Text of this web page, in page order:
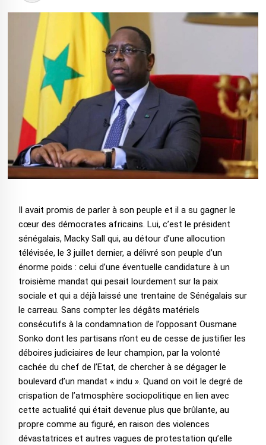
Il avait promis de parler à son peuple et il a su gagner le
cœur des démocrates africains. Lui, c’est le président
sénégalais, Macky Sall qui, au détour d’une allocution
télévisée, le 3 juillet dernier, a délivré son peuple d’un
énorme poids : celui d’une éventuelle candidature à un
troisième mandat qui pesait lourdement sur la paix
sociale et qui a déjà laissé une trentaine de Sénégalais sur
le carreau. Sans compter les dégâts matériels
consécutifs à la condamnation de l’opposant Ousmane
Sonko dont les partisans n’ont eu de cesse de justifier les
déboires judiciaires de leur champion, par la volonté
cachée du chef de l’Etat, de chercher à se dégager le
boulevard d’un mandat « indu ». Quand on voit le degré de
crispation de l’atmosphère sociopolitique en lien avec
cette actualité qui était devenue plus que brûlante, au
propre comme au figuré, en raison des violences
dévastatrices et autres vagues de protestation qu’elle